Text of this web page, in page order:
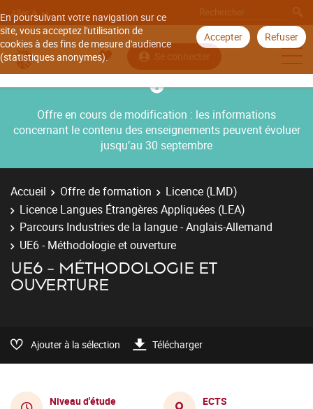
En poursuivant votre navigation sur ce
site, vous acceptez l'utilisation de
cookies à des fins de mesure d'audience
(statistiques anonymes).
Accepter Refuser
Aller à
Se connecter
Offre en cours de modification : les informations
concernant le contenu des enseignements peuvent évoluer
jusqu’au 30 septembre
Accueil Offre de formation
Licence (LMD)
Licence Langues Étrangères Appliquées (LEA)
Parcours Industries de la langue - Anglais-Allemand
UE6 - Méthodologie et ouverture
UE6 - MÉTHODOLOGIE ET
OUVERTURE
Ajouter à la sélection Télécharger
Niveau d'étude
ECTS